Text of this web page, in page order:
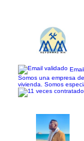
Somos una empresa
vivienda. Somos